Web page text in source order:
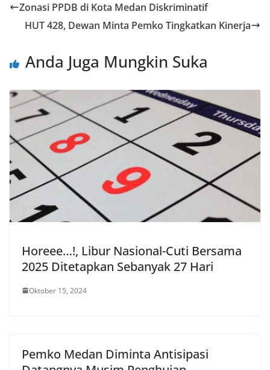
Zonasi PPDB di Kota Medan Diskriminatif
HUT 428, Dewan Minta Pemko Tingkatkan Kinerja
Anda Juga Mungkin Suka
Horeee…!, Libur Nasional-Cuti Bersama
2025 Ditetapkan Sebanyak 27 Hari
Oktober 15, 2024
Pemko Medan Diminta Antisipasi